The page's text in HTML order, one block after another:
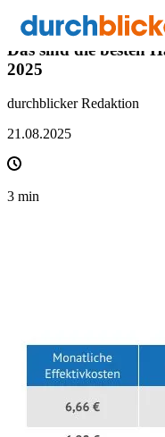
Presse
Das sind die besten
2025
durchblicker Redaktion
21.08.2025
3 min